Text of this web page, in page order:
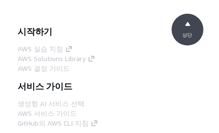
시작하기
AWS 실습 지침
AWS Solutions Library
AWS 결정 가이드
서비스 가이드
생성형 AI 서비스 선택
AWS 서비스 가이드
GitHub의 AWS CLI 지침
상단